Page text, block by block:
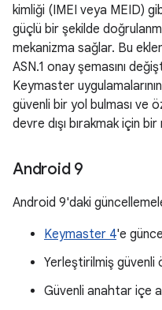
kimliği (IMEI veya MEID)
güçlü bir şekilde
mekanizma sağlar. Bu
ASN.1 onay şemasını
Keymaster
güvenli bir yol bulması ve
devre dışı bırakmak için
Android 9
Android 9'daki
Keymaster 4'e
Yerleştirilmiş güvenli
Güvenli anahtar içe